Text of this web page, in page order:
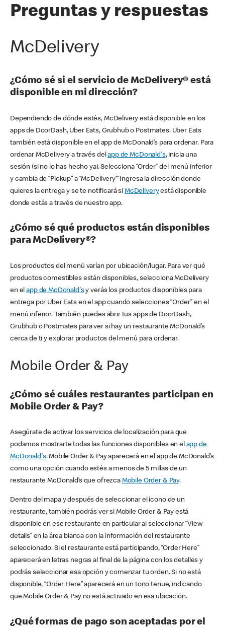
Preguntas y respuestas
McDelivery
¿Cómo sé si el servicio de McDelivery® está
disponible en mi dirección?
Dependiendo de dónde estés, McDelivery está disponible en los
apps de DoorDash, Uber Eats, Grubhub o Postmates. Uber Eats
también está disponible en el app de McDonald’s para ordenar. Para
ordenar McDelivery a través delapp de McDonald's, inicia una
sesión (si no lo has hecho ya). Selecciona “Order” del menú inferior
y cambia de “Pickup” a “McDelivery’” Ingresa la dirección donde
quieres la entrega y se te notificará si McDeliveryestá disponible
donde estás a través de nuestro app.
¿Cómo sé qué productos están disponibles
para McDelivery®?
Los productos del menú varían por ubicación/lugar. Para ver qué
productos comestibles están disponibles, selecciona McDelivery
en elapp de McDonald'sy verás los productos disponibles para
entrega por Uber Eats en el app cuando selecciones “Order” en el
menú inferior. También puedes abrir tus apps de DoorDash,
Grubhub o Postmates para ver si hay un restaurante McDonald’s
cerca de ti y explorar productos del menú para ordenar.
Mobile Order & Pay
¿Cómo sé cuáles restaurantes participan en
Mobile Order & Pay?
Asegúrate de activar los servicios de localización para que
podamos mostrarte todas las funciones disponibles en el app de
McDonald's. Mobile Order & Pay aparecerá en el app de McDonald’s
como una opción cuando estés a menos de 5 millas de un
restaurante McDonald’s que ofrezca Mobile Order & Pay.
Dentro del mapa y después de seleccionar el ícono de un
restaurante, también podrás ver si Mobile Order & Pay está
disponible en ese restaurante en particular al seleccionar “View
details” en la área blanca con la información del restaurante
seleccionado. Si el restaurante está participando, “Order Here”
aparecerá en letras negras al final de la página con los detalles y
podrás seleccionar esa opción y comenzar tu orden. Si no está
disponible, “Order Here” aparecerá en un tono tenue, indicando
que Mobile Order & Pay no está activado en esa ubicación.
¿Qué formas de pago son aceptadas por el